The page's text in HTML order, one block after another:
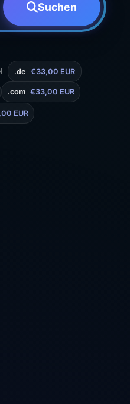
Suchen
.de €33,00 EUR
.com €33,00 EUR
EUR